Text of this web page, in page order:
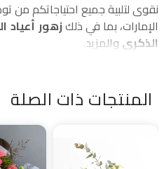
نقوى لتلبية جميع احتياجاتكم من
الإمارات، بما في ذلك زهور أعياد
الذكرى والمزيد.
المنتجات ذات الصلة